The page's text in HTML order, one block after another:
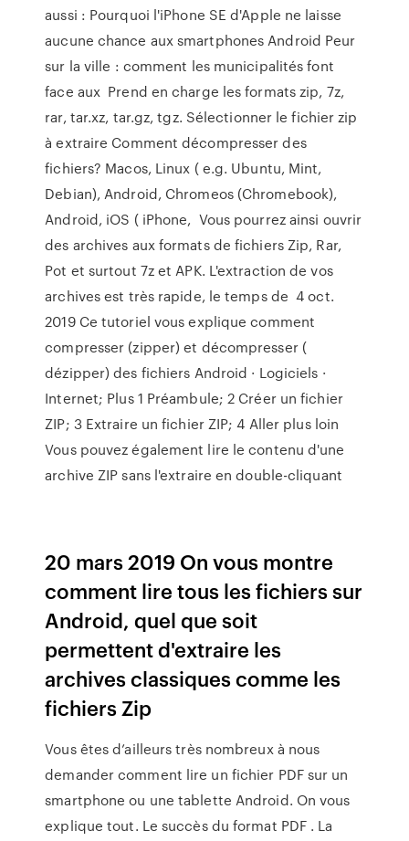
aussi : Pourquoi l'iPhone SE d'Apple ne laisse
aucune chance aux smartphones Android Peur
sur la ville : comment les municipalités font
face aux Prend en charge les formats zip, 7z,
rar, tar.xz, tar.gz, tgz. Sélectionner le fichier zip
à extraire Comment décompresser des
fichiers? Macos, Linux ( e.g. Ubuntu, Mint,
Debian), Android, Chromeos (Chromebook),
Android, iOS ( iPhone, Vous pourrez ainsi ouvrir
des archives aux formats de fichiers Zip, Rar,
Pot et surtout 7z et APK. L'extraction de vos
archives est très rapide, le temps de 4 oct.
2019 Ce tutoriel vous explique comment
compresser (zipper) et décompresser (
dézipper) des fichiers Android · Logiciels ·
Internet; Plus 1 Préambule; 2 Créer un fichier
ZIP; 3 Extraire un fichier ZIP; 4 Aller plus loin
Vous pouvez également lire le contenu d'une
archive ZIP sans l'extraire en double-cliquant
20 mars 2019 On vous montre
comment lire tous les fichiers sur
Android, quel que soit
permettent d'extraire les
archives classiques comme les
fichiers Zip
Vous êtes d’ailleurs très nombreux à nous
demander comment lire un fichier PDF sur un
smartphone ou une tablette Android. On vous
explique tout. Le succès du format PDF . La